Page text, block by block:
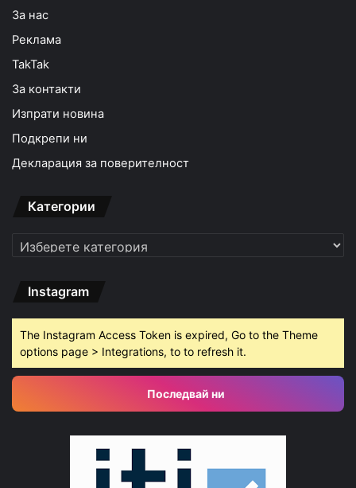
За нас
Реклама
TakTak
За контакти
Изпрати новина
Подкрепи ни
Декларация за поверителност
Категории
Категории
Instagram
The Instagram Access Token is expired, Go to the Theme
options page > Integrations, to to refresh it.
Последвай ни